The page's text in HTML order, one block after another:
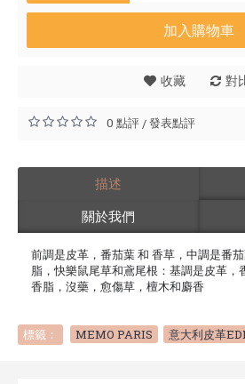
加入購物車
收藏 對
0 點評/發表點評
描述
關於我們
前調是皮革，番茄葉 和 香草，中調是番
脂，快樂鼠尾草和鳶尾根：基調是皮革，
香脂，沒藥，愈傷草，檀木和麝香
標籤： MEMO PARIS 意大利皮革